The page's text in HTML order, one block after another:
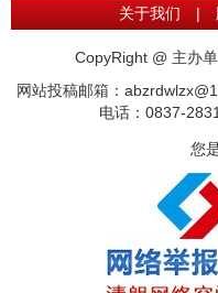
关于我们 |
CopyRight @ 主办
网站投稿邮箱：
电话：0837-
您